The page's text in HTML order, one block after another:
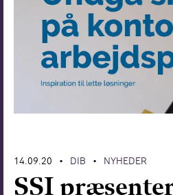
Digitalisering
International økonomi
Arbejdsmiljø
Europapolitik
Forskning
14.09.20 • DIB • NYHEDER
SSI